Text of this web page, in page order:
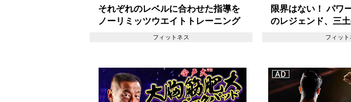
それぞれのレベルに合わせた指導を
ノーリミッツウエイトトレーニング
フィットネス
限界はない！ パワ
のレジェンド、三
ーリミッツウエイ
フィット